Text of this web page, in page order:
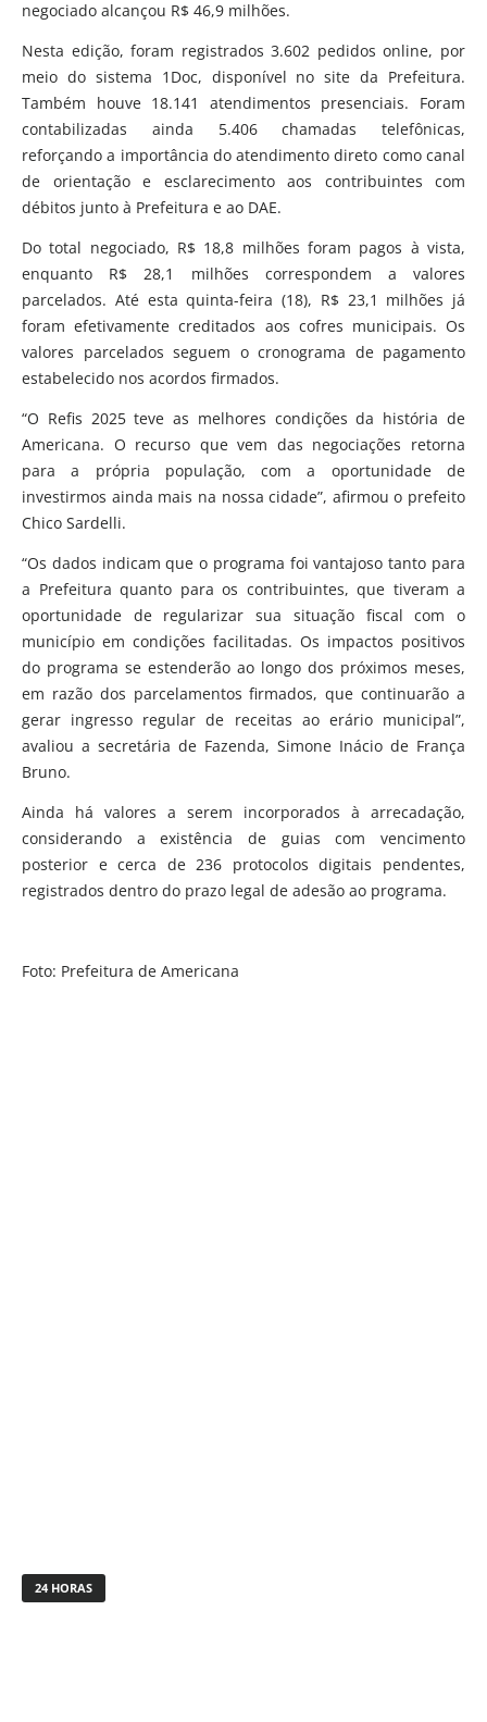
negociado alcançou R$ 46,9 milhões.
Nesta edição, foram registrados 3.602 pedidos online, por
meio do sistema 1Doc, disponível no site da Prefeitura.
Também houve 18.141 atendimentos presenciais. Foram
contabilizadas ainda 5.406 chamadas telefônicas,
reforçando a importância do atendimento direto como canal
de orientação e esclarecimento aos contribuintes com
débitos junto à Prefeitura e ao DAE.
Do total negociado, R$ 18,8 milhões foram pagos à vista,
enquanto R$ 28,1 milhões correspondem a valores
parcelados. Até esta quinta-feira (18), R$ 23,1 milhões já
foram efetivamente creditados aos cofres municipais. Os
valores parcelados seguem o cronograma de pagamento
estabelecido nos acordos firmados.
“O Refis 2025 teve as melhores condições da história de
Americana. O recurso que vem das negociações retorna
para a própria população, com a oportunidade de
investirmos ainda mais na nossa cidade”, afirmou o prefeito
Chico Sardelli.
“Os dados indicam que o programa foi vantajoso tanto para
a Prefeitura quanto para os contribuintes, que tiveram a
oportunidade de regularizar sua situação fiscal com o
município em condições facilitadas. Os impactos positivos
do programa se estenderão ao longo dos próximos meses,
em razão dos parcelamentos firmados, que continuarão a
gerar ingresso regular de receitas ao erário municipal”,
avaliou a secretária de Fazenda, Simone Inácio de França
Bruno.
Ainda há valores a serem incorporados à arrecadação,
considerando a existência de guias com vencimento
posterior e cerca de 236 protocolos digitais pendentes,
registrados dentro do prazo legal de adesão ao programa.
Foto: Prefeitura de Americana
24 HORAS